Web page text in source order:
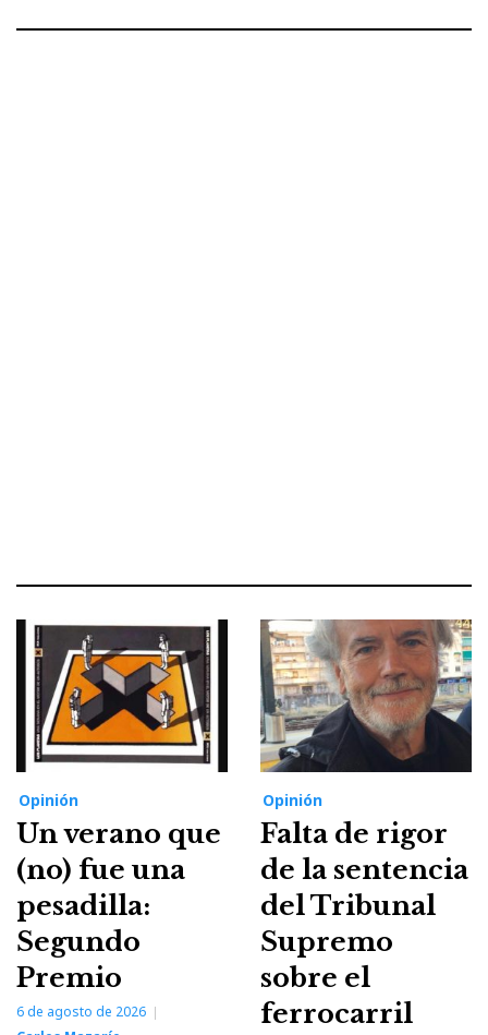
Opinión
Un verano que
(no) fue una
pesadilla:
Segundo
Premio
6 de agosto de 2026
Opinión
Falta de rigor
de la sentencia
del Tribunal
Supremo
sobre el
ferrocarril